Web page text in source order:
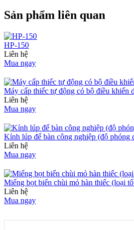
Sản phẩm liên quan
HP-150
Liên hệ
Mua ngay
Máy cấp thiếc tự động có bộ điều khiển
Liên hệ
Mua ngay
Kính lúp để bàn công nghiệp (độ phóng
Liên hệ
Mua ngay
Miếng bọt biển chùi mỏ hàn thiếc (loại
Liên hệ
Mua ngay